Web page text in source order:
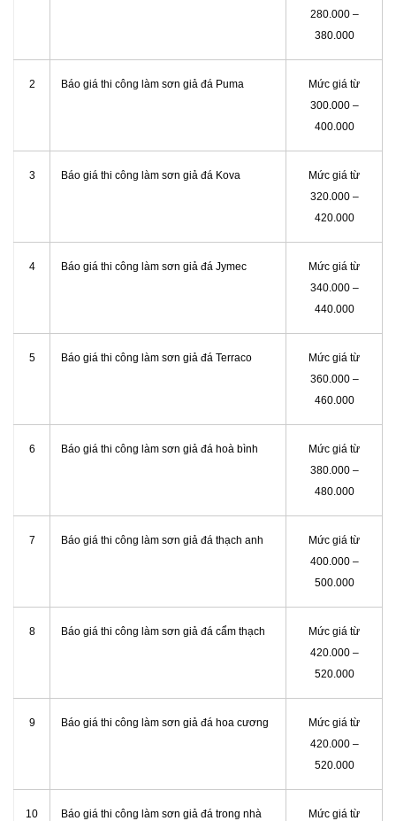
280.000 –
380.000
2 Báo giá thi công làm sơn giả đá Puma
Mức giá từ
300.000 –
400.000
3 Báo giá thi công làm sơn giả đá Kova
Mức giá từ
320.000 –
420.000
4 Báo giá thi công làm sơn giả đá Jymec
Mức giá từ
340.000 –
440.000
5 Báo giá thi công làm sơn giả đá Terraco
Mức giá từ
360.000 –
460.000
6 Báo giá thi công làm sơn giả đá hoà bình
Mức giá từ
380.000 –
480.000
7 Báo giá thi công làm sơn giả đá thạch anh
Mức giá từ
400.000 –
500.000
8 Báo giá thi công làm sơn giả đá cẩm thạch
Mức giá từ
420.000 –
520.000
9 Báo giá thi công làm sơn giả đá hoa cương
Mức giá từ
420.000 –
520.000
10 Báo giá thi công làm sơn giả đá trong nhà
Mức giá từ